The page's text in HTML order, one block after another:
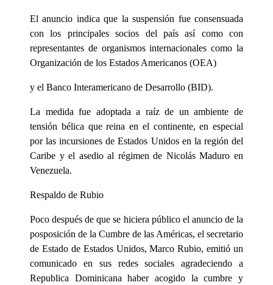
El anuncio indica que la suspensión fue consensuada
con los principales socios del país así como con
representantes de organismos internacionales como la
Organización de los Estados Americanos (OEA)
y el Banco Interamericano de Desarrollo (BID).
La medida fue adoptada a raíz de un ambiente de
tensión bélica que reina en el continente, en especial
por las incursiones de Estados Unidos en la región del
Caribe y el asedio al régimen de Nicolás Maduro en
Venezuela.
Respaldo de Rubio
Poco después de que se hiciera público el anuncio de la
posposición de la Cumbre de las Américas, el secretario
de Estado de Estados Unidos, Marco Rubio, emitió un
comunicado en sus redes sociales agradeciendo a
Republica Dominicana haber acogido la cumbre y